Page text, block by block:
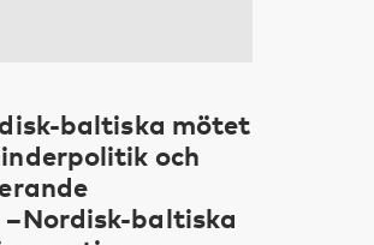
baltiska mötet
och
baltiska